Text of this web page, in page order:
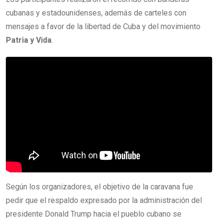
cubanas y estadounidenses, además de carteles con
mensajes a favor de la libertad de Cuba y del movimiento
Patria y Vida
Según los organizadores, el objetivo de la caravana fue
pedir que el respaldo expresado por la administración del
presidente Donald Trump hacia el pueblo cubano se